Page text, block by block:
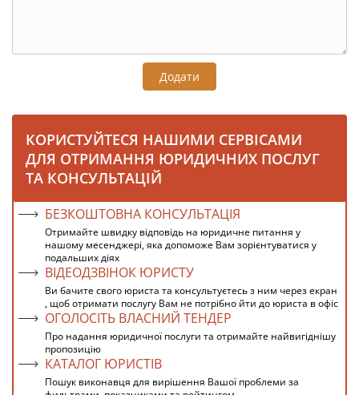
Додати
КОРИСТУЙТЕСЯ НАШИМИ СЕРВІСАМИ
ДЛЯ ОТРИМАННЯ ЮРИДИЧНИХ ПОСЛУГ
ТА КОНСУЛЬТАЦІЙ
БЕЗКОШТОВНА КОНСУЛЬТАЦІЯ
Отримайте швидку відповідь на юридичне питання у
нашому месенджері, яка допоможе Вам зорієнтуватися у
подальших діях
ВІДЕОДЗВІНОК ЮРИСТУ
Ви бачите свого юриста та консультуєтесь з ним через екран
, щоб отримати послугу Вам не потрібно йти до юриста в офіс
ОГОЛОСІТЬ ВЛАСНИЙ ТЕНДЕР
Про надання юридичної послуги та отримайте найвигіднішу
пропозицію
КАТАЛОГ ЮРИСТІВ
Пошук виконавця для вирішення Вашої проблеми за